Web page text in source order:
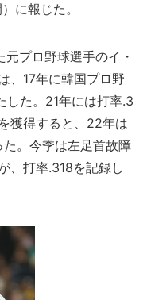
に報じた。
プロ野球選手のイ・
、17年に韓国プロ野
した。21年には打率.3
獲得すると、22年は
。今季は左足首故障
、打率.318を記録し